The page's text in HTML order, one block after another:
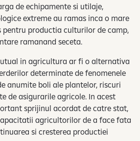
de echipamente si utilaje,
extreme au ramas inca o mare
pentru productia culturilor de camp,
ramanand seceta.
in agricultura ar fi o alternativa
determinate de fenomenele
anumite boli ale plantelor, riscuri
de asigurarile agricole. In acest
sprijinul acordat de catre stat,
agricultorilor de a face fata
si cresterea productiei